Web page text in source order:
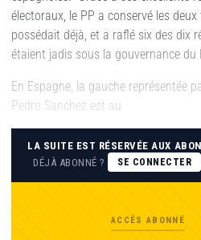
électoraux, le PP a conservé les deux
possédait déjà, et a raflé six des dix
étaient jadis sous la gouvernance du
En Espagne, la gauche représentée
Pedro Sanchez est au
LA SUITE EST RÉSERVÉE AUX
DÉJÀ ABONNÉ ?
SE CONNECTER
ACCÈS ABONNÉ